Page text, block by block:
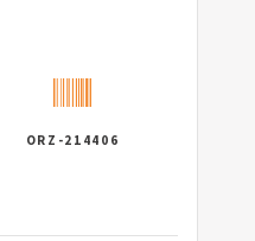
ORZ-214406